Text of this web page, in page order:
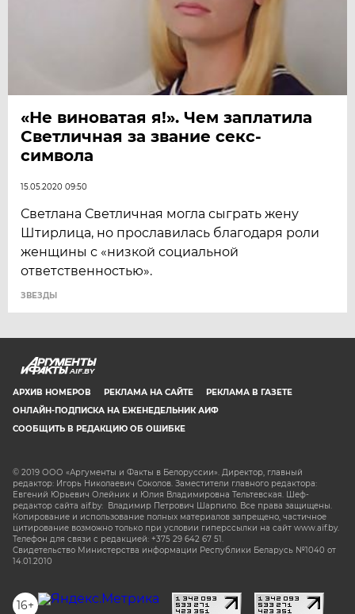
«Не виноватая я!». Чем заплатила
Светличная за звание секс-
символа
15.05.2020 09:50
Светлана Светличная могла сыграть жену
Штирлица, но прославилась благодаря роли
женщины с «низкой социальной
ответственностью».
ЗВЕЗДЫ
AIF.BY
АРХИВ НОМЕРОВ РЕКЛАМА НА САЙТЕ
РЕКЛАМА В ГАЗЕТЕ
ОНЛАЙН-ПОДПИСКА НА ЕЖЕНЕДЕЛЬНИК АИФ
СООБЩИТЬ В РЕДАКЦИЮ ОБ ОШИБКЕ
© 2019 ООО «Аргументы и Факты в Белоруссии». Директор, главный
редактор: Игорь Николаевич Соколов. Заместители главного редактора:
Евгений Юрьевич Олейник и Юлия Владимировна Тельтевская. Шеф-
редактор сайта aif.by: Владимир Петрович Шарпило. Все права защищены.
Копирование и использование полных материалов запрещено, частичное
цитирование возможно только при условии гиперссылки на сайт www.aif.by.
Телефон для связи с редакцией: +375 29 642 67 51.
Свидетельство Министерства информации Республики Беларусь №1040 от
14.01.2010
16+